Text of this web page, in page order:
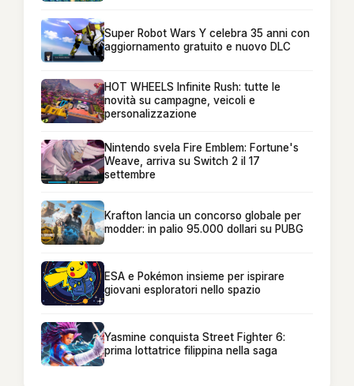
Super Robot Wars Y celebra 35 anni con
aggiornamento gratuito e nuovo DLC
HOT WHEELS Infinite Rush: tutte le
novità su campagne, veicoli e
personalizzazione
Nintendo svela Fire Emblem: Fortune's
Weave, arriva su Switch 2 il 17
settembre
Krafton lancia un concorso globale per
modder: in palio 95.000 dollari su PUBG
ESA e Pokémon insieme per ispirare
giovani esploratori nello spazio
Yasmine conquista Street Fighter 6:
prima lottatrice filippina nella saga